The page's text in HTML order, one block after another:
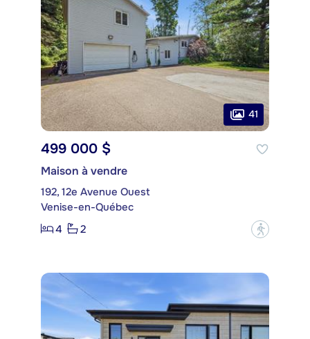
41
499 000 $
Maison à vendre
192, 12e Avenue Ouest
Venise-en-Québec
4
2 ?